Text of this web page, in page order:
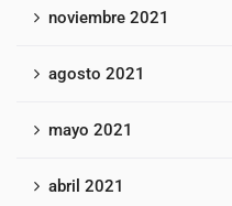
noviembre 2021
agosto 2021
mayo 2021
abril 2021